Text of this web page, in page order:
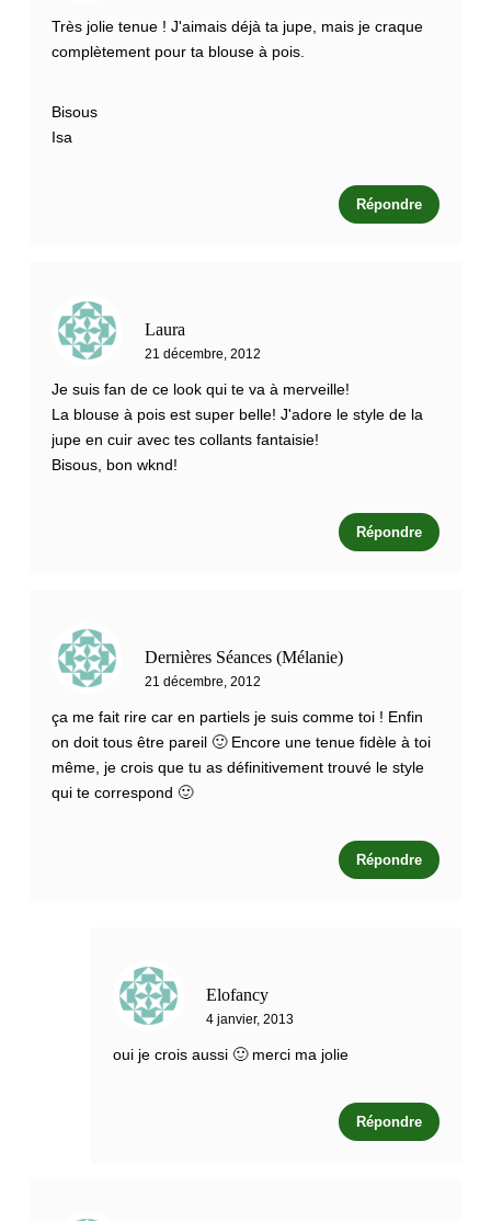
Très jolie tenue ! J'aimais déjà ta jupe, mais je craque
complètement pour ta blouse à pois.
Bisous
Isa
Répondre
Laura
21 décembre, 2012
Je suis fan de ce look qui te va à merveille!
La blouse à pois est super belle! J'adore le style de la
jupe en cuir avec tes collants fantaisie!
Bisous, bon wknd!
Répondre
Dernières Séances (Mélanie)
21 décembre, 2012
ça me fait rire car en partiels je suis comme toi ! Enfin
on doit tous être pareil 🙂 Encore une tenue fidèle à toi
même, je crois que tu as définitivement trouvé le style
qui te correspond 🙂
Répondre
Elofancy
4 janvier, 2013
oui je crois aussi 🙂 merci ma jolie
Répondre